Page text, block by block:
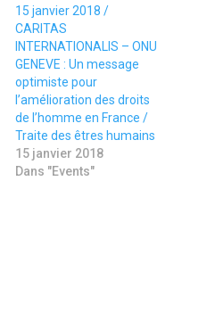
15 janvier 2018 /
CARITAS
INTERNATIONALIS – ONU
GENEVE : Un message
optimiste pour
l’amélioration des droits
de l’homme en France /
Traite des êtres humains
15 janvier 2018
Dans "Events"